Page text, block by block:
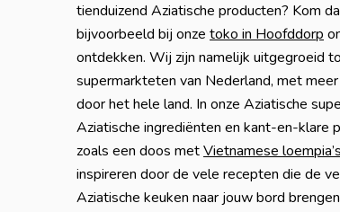
tienduizend Aziatische producten? Kom
bijvoorbeeld bij onzetoko in Hoofddorp
ontdekken. Wij zijn namelijk uitgegroeid
supermarkteten van Nederland, met
door het hele land. In onze Aziatische
Aziatische ingrediënten en kant-en-klare
zoals een doos metVietnamese
inspireren door de vele recepten die de
Aziatische keuken naar jouw bord